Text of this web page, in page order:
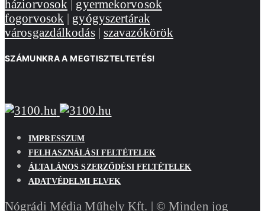
háziorvosok | gyermekorvosok
fogorvosok | gyógyszertárak
városgazdálkodás| szavazókörök
SZÁMUNKRA A MEGTISZTELTETÉS!
IMPRESSZUM
FELHASZNÁLÁSI FELTÉTELEK
ÁLTALÁNOS SZERZŐDÉSI FELTÉTELEK
ADATVÉDELMI ELVEK
Nógrádi Média Műhely Kft. | © Minden jog